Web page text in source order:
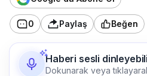
0 Paylaş Beğen
Haberi sesli
Dokunarak veya